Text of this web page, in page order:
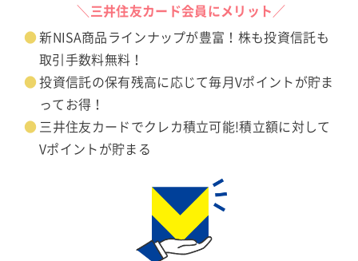
＼三井住友カード会員にメリット／
新NISA商品ラインナップが豊富！株も投資信託も
取引手数料無料！
投資信託の保有残高に応じて毎月Vポイントが貯ま
ってお得！
三井住友カードでクレカ積立可能!積立額に対して
Vポイントが貯まる